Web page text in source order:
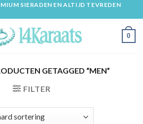
SIERADEN EN ALTIJD TEVREDEN
0
GETAGGED “MEN”
FILTER